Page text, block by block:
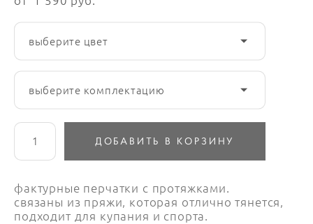
выберите цвет
выберите комплектацию
ДОБАВИТЬ В КОРЗИНУ
фактурные перчатки с протяжками.
связаны из пряжи, которая отлично тянется,
подходит для купания и спорта.